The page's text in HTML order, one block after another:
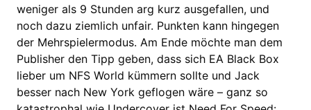
weniger als 9 Stunden arg kurz ausgefallen, und
noch dazu ziemlich unfair. Punkten kann hingegen
der Mehrspielermodus. Am Ende möchte man dem
Publisher den Tipp geben, dass sich EA Black Box
lieber um NFS World kümmern sollte und Jack
besser nach New York geflogen wäre – ganz so